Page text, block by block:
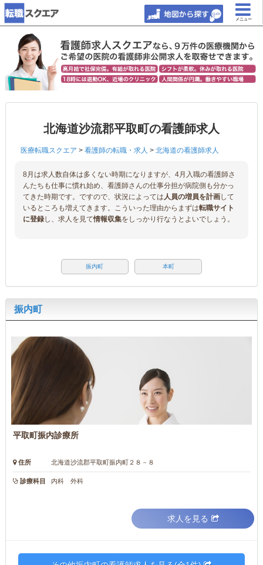
メニュー
北海道沙流郡平取町の看護師求人
医療転職スクエア > 看護師の転職・求人 > 北海道の看護師求人
8月は求人数自体は多くない時期になりますが、4月入職の看護師さ
んたちも仕事に慣れ始め、看護師さんの仕事分担が病院側も分かっ
てきた時期です。ですので、状況によっては人員の増員を計画して
いるところも増えてきます。こういった理由からまずは転職サイト
に登録し、求人を見て情報収集をしっかり行なうとよいでしょう。
振内町 本町
振内町
平取町振内診療所
住所 北海道沙流郡平取町振内町２８－８
診療科目 内科 外科
求人を見る